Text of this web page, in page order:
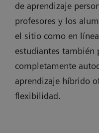
de aprendizaje
profesores y los
el sitio como en
estudiantes también
completamente
aprendizaje híbrido
flexibilidad.